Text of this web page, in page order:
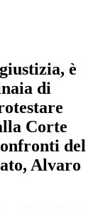
è
di
Corte
del
Alvaro